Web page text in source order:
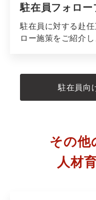
駐在員フォロ
駐在員に対する赴
ロー施策をご紹介し
駐在員向
その他
人材